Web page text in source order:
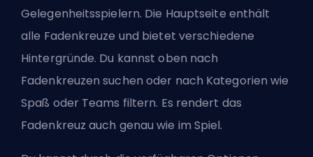
Gelegenheitsspielern. Die Hauptseite enthält
alle Fadenkreuze und bietet verschiedene
Hintergründe. Du kannst oben nach
Fadenkreuzen suchen oder nach Kategorien wie
Spaß oder Teams filtern. Es rendert das
Fadenkreuz auch genau wie im Spiel.